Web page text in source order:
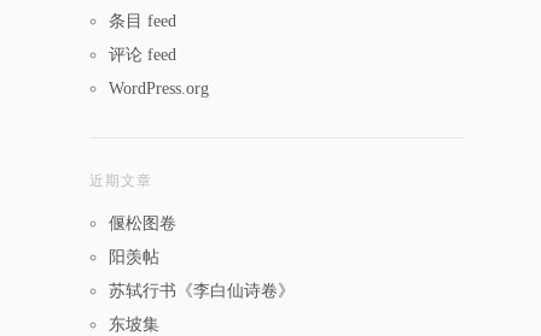
条目 feed
评论 feed
WordPress.org
近期文章
偃松图卷
阳羡帖
苏轼行书《李白仙诗卷》
东坡集